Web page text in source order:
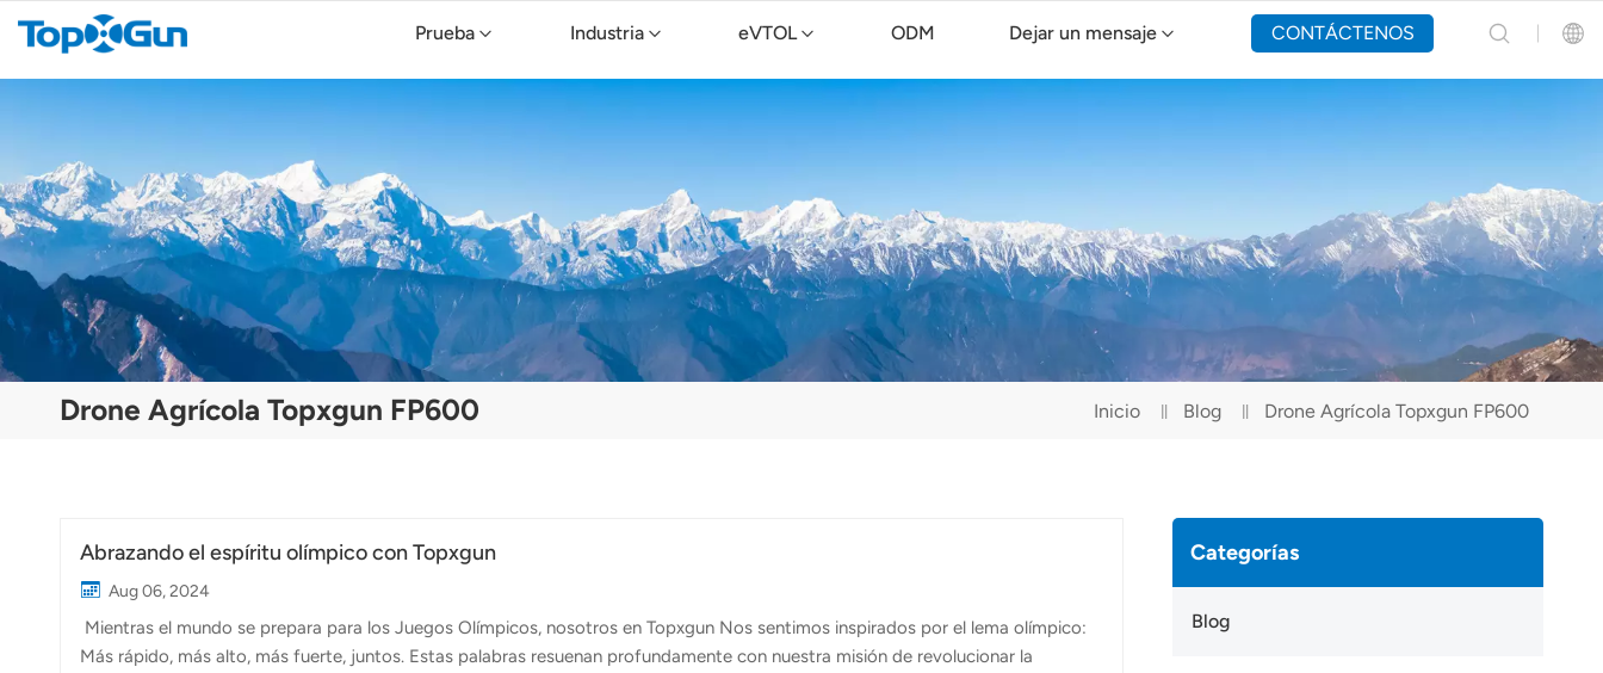
Prueba Industria eVTOL ODM Dejar un mensaje CONTÁCTENOS
Русский
Português(Portugal)
Português(Brasil)
Türkçe
Drone Agrícola Topxgun FP600 Inicio Blog Drone Agrícola Topxgun FP600
Categorías
Blog
Abrazando el espíritu olímpico con Topxgun
Aug 06, 2024
Mientras el mundo se prepara para los Juegos Olímpicos, nosotros en Topxgun Nos sentimos inspirados por el lema olímpico:
Más rápido, más alto, más fuerte, juntos. Estas palabras resuenan profundamente con nuestra misión de revolucionar la